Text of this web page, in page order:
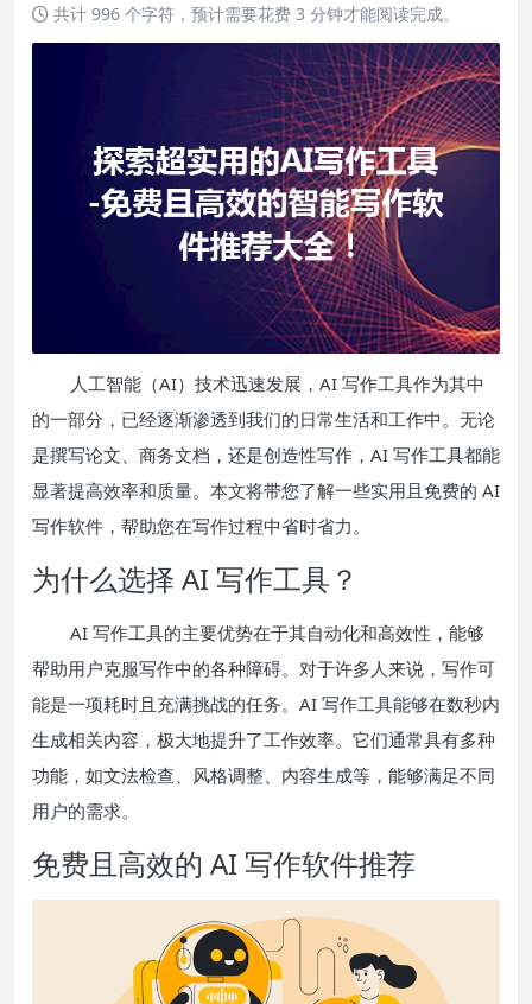
共计 996 个字符，预计需要花费 3 分钟才能阅读完成。
人工智能（AI）技术迅速发展，AI 写作工具作为其中
的一部分，已经逐渐渗透到我们的日常生活和工作中。无论
是撰写论文、商务文档，还是创造性写作，AI 写作工具都能
显著提高效率和质量。本文将带您了解一些实用且免费的 AI
写作软件，帮助您在写作过程中省时省力。
为什么选择 AI 写作工具？
AI 写作工具的主要优势在于其自动化和高效性，能够
帮助用户克服写作中的各种障碍。对于许多人来说，写作可
能是一项耗时且充满挑战的任务。AI 写作工具能够在数秒内
生成相关内容，极大地提升了工作效率。它们通常具有多种
功能，如文法检查、风格调整、内容生成等，能够满足不同
用户的需求。
免费且高效的 AI 写作软件推荐